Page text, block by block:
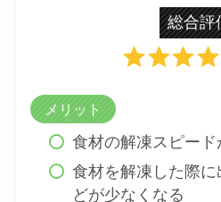
総合評
メリット
食材の解凍スピード
食材を解凍した際
どが少なくなる